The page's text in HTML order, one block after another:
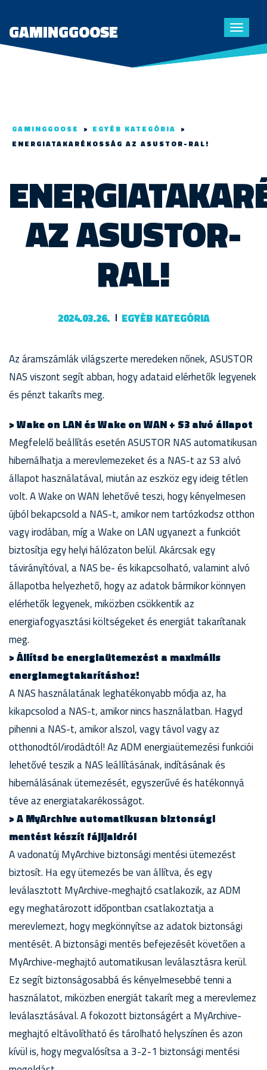
Toggle
GAMINGGOOSE
GAMINGGOOSE > EGYÉB KATEGÓRIA >
ENERGIATAKARÉKOSSÁG AZ ASUSTOR-RAL!
AZ ASUSTOR-
RAL!
2024.03.26. EGYÉB KATEGÓRIA
Az áramszámlák világszerte meredeken nőnek, ASUSTOR
NAS viszont segít abban, hogy adataid elérhetők legyenek
és pénzt takaríts meg.
> Wake on LAN és Wake on WAN + S3 alvó állapot
Megfelelő beállítás esetén ASUSTOR NAS automatikusan
hibernálhatja a merevlemezeket és a NAS-t az S3 alvó
állapot használatával, miután az eszköz egy ideig tétlen
volt. A Wake on WAN lehetővé teszi, hogy kényelmesen
újból bekapcsold a NAS-t, amikor nem tartózkodsz otthon
vagy irodában, míg a Wake on LAN ugyanezt a funkciót
biztosítja egy helyi hálózaton belül. Akárcsak egy
távirányítóval, a NAS be- és kikapcsolható, valamint alvó
állapotba helyezhető, hogy az adatok bármikor könnyen
elérhetők legyenek, miközben csökkentik az
energiafogyasztási költségeket és energiát takarítanak
meg.
> Állítsd be energiaütemezést a maximális
energiamegtakarításhoz!
A NAS használatának leghatékonyabb módja az, ha
kikapcsolod a NAS-t, amikor nincs használatban. Hagyd
pihenni a NAS-t, amikor alszol, vagy távol vagy az
otthonodtól/irodádtól! Az ADM energiaütemezési funkciói
lehetővé teszik a NAS leállításának, indításának és
hibernálásának ütemezését, egyszerűvé és hatékonnyá
téve az energiatakarékosságot.
> A MyArchive automatikusan biztonsági
mentést készít fájljaidról
A vadonatúj MyArchive biztonsági mentési ütemezést
biztosít. Ha egy ütemezés be van állítva, és egy
leválasztott MyArchive-meghajtó csatlakozik, az ADM
egy meghatározott időpontban csatlakoztatja a
merevlemezt, hogy megkönnyítse az adatok biztonsági
mentését. A biztonsági mentés befejezését követően a
MyArchive-meghajtó automatikusan leválasztásra kerül.
Ez segít biztonságosabbá és kényelmesebbé tenni a
használatot, miközben energiát takarít meg a merevlemez
leválasztásával. A fokozott biztonságért a MyArchive-
meghajtó eltávolítható és tárolható helyszínen és azon
kívül is, hogy megvalósítsa a 3-2-1 biztonsági mentési